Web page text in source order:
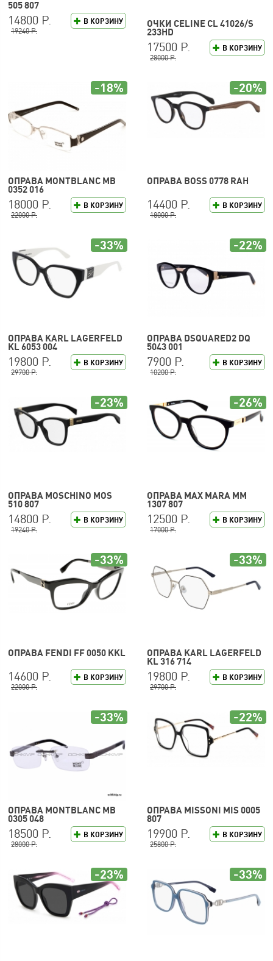
505 807
В КОРЗИНУ
14800 Р.
19240 Р.
ОЧКИ CELINE CL 41026/S
233HD
В КОРЗИНУ
17500 Р.
28000 Р.
ОПРАВА MONTBLANC MB
0352 016
В КОРЗИНУ
18000 Р.
22000 Р.
-18%
ОПРАВА BOSS 0778 RAH
В КОРЗИНУ
14400 Р.
18000 Р.
-20%
ОПРАВА KARL LAGERFELD
KL 6053 004
В КОРЗИНУ
19800 Р.
29700 Р.
-33%
ОПРАВА DSQUARED2 DQ
5043 001
В КОРЗИНУ
7900 Р.
10200 Р.
-22%
ОПРАВА MOSCHINO MOS
510 807
В КОРЗИНУ
14800 Р.
19240 Р.
-23%
ОПРАВА MAX MARA MM
1307 807
В КОРЗИНУ
12500 Р.
17000 Р.
-26%
ОПРАВА FENDI FF 0050 KKL
В КОРЗИНУ
14600 Р.
22000 Р.
-33%
ОПРАВА KARL LAGERFELD
KL 316 714
В КОРЗИНУ
19800 Р.
29700 Р.
-33%
ОПРАВА MONTBLANC MB
0305 048
В КОРЗИНУ
18500 Р.
28000 Р.
-33%
ОПРАВА MISSONI MIS 0005
807
В КОРЗИНУ
19900 Р.
25800 Р.
-22%
-23% -33%